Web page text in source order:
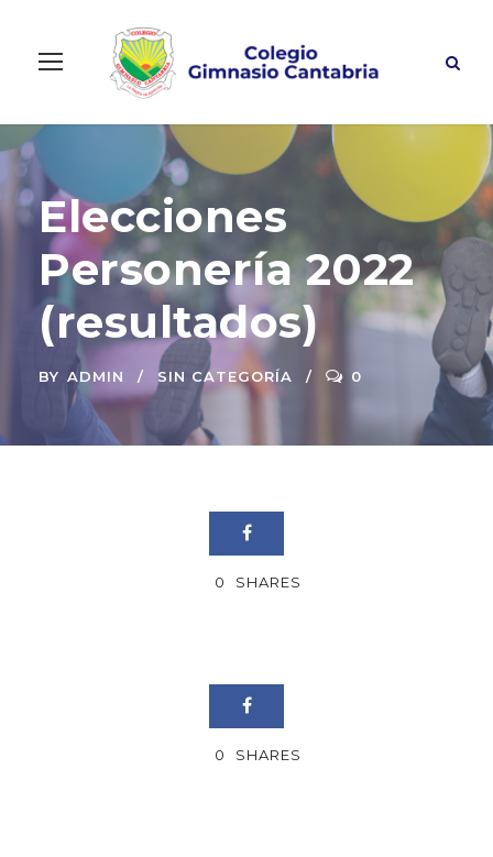
Elecciones
Personería 2022
(resultados)
BY ADMIN SIN CATEGORÍA 0
0 SHARES
0 SHARES